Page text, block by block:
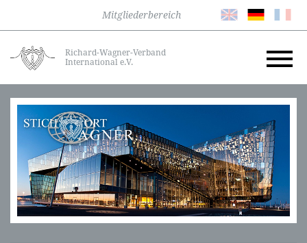
Mitgliederbereich
Richard-Wagner-Verband
International e.V.